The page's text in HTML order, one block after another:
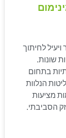
לחיתוך
שונות.
בתחום
הנלוות
מציעות
הסביבתי.